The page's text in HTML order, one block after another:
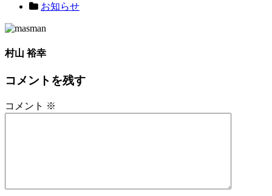
お知らせ
村山 裕幸
コメントを残す
コメント ※